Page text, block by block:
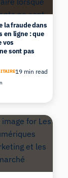
la fraude dans
en ligne : que
vos
sont pas
19 min read